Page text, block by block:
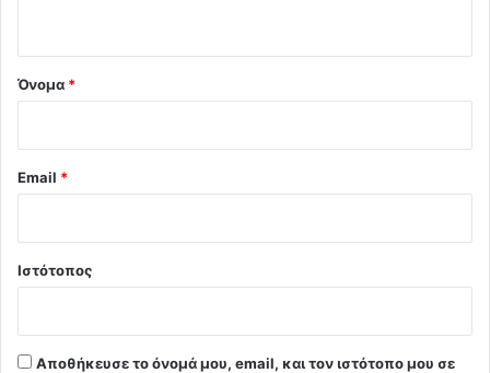
Όνομα *
Email *
Ιστότοπος
Αποθήκευσε το όνομά μου, email, και τον ιστότοπο μου σε